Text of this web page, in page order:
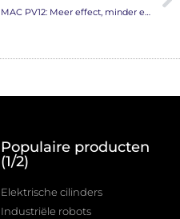
MAC PV12: Meer effect, minder energieverbruik
Populaire producten
(1/2)
Elektrische cilinders
Industriële robots